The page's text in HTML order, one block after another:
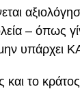
– όπως
υπάρχει
και το